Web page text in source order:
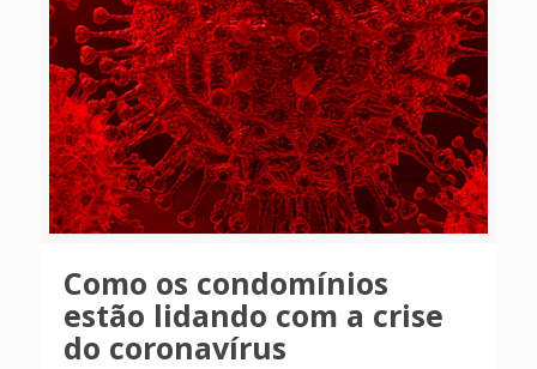
Como os condomínios
estão lidando com a crise
do coronavírus